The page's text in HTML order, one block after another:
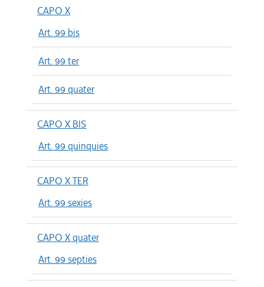
CAPO X
Art. 99 bis
Art. 99 ter
Art. 99 quater
CAPO X BIS
Art. 99 quinquies
CAPO X TER
Art. 99 sexies
CAPO X quater
Art. 99 septies